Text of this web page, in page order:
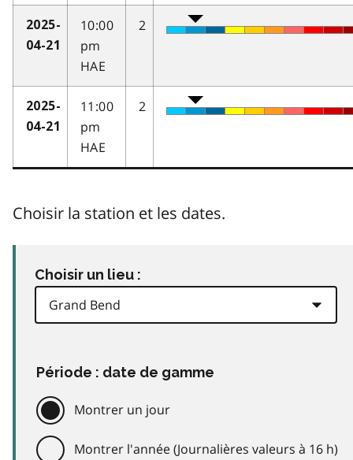
2025-
04-21
10:00
pm
HAE
2
2025-
04-21
11:00
pm
HAE
2
Choisir la station et les dates.
Choisir un lieu :
Période : date de gamme
Montrer un jour
Montrer l'année (Journalières valeurs à 16 h)